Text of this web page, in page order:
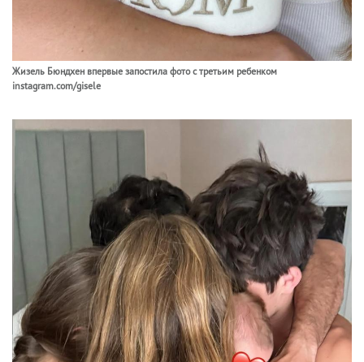
Жизель Бюндхен впервые запостила фото с третьим ребенком
instagram.com/gisele